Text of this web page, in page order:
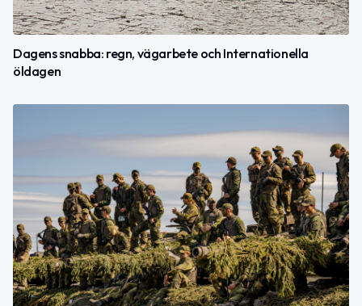
Dagens snabba: regn, vägarbete och Internationella
öldagen